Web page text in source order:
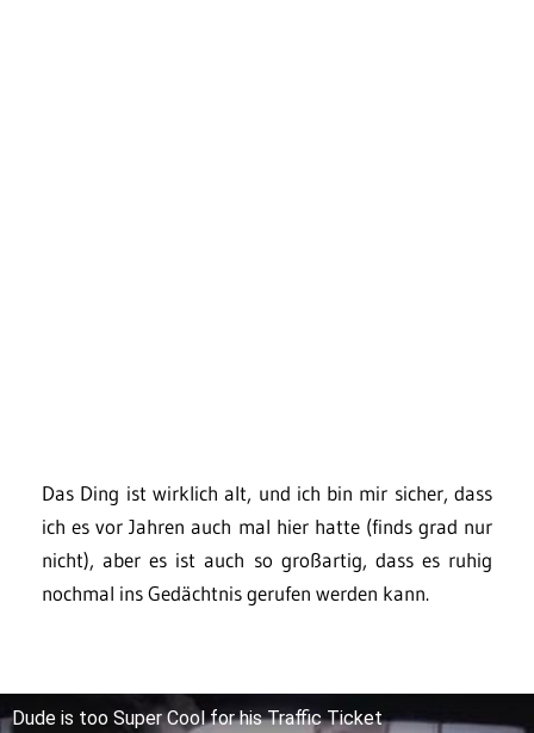
Das Ding ist wirklich alt, und ich bin mir sicher, dass
ich es vor Jahren auch mal hier hatte (finds grad nur
nicht), aber es ist auch so großartig, dass es ruhig
nochmal ins Gedächtnis gerufen werden kann.
Dude is too Super Cool for his Traffic Ticket